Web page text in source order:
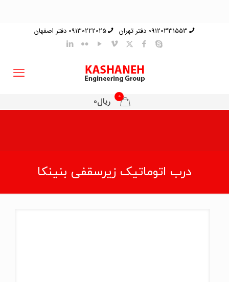
09120331553 دفتر تهران 09130222025 دفتر اصفهان
0 ریال0
درب اتوماتیک زیرسقفی بنینکا